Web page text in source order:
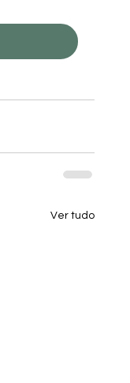
Ver tudo